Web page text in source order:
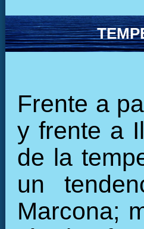
Frente a
y frente a
de la
un
Marcona;